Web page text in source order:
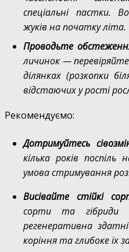
спеціальні пастки.
жуків на початку літа.
Проводьте
личинок —
ділянках (розкопки
відстаючих у рості
Рекомендуємо:
Дотримуйтесь
кілька років
умова стримування
Висівайте стійкі
сорти та гібриди
регенеративна
коріння та глибоке їх